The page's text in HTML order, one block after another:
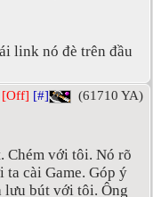
link nó đè trên đầu
[Off] [#]
(61710 YA)
Chém với tôi. Nó rõ
cài Game. Góp ý
lưu bút với tôi. Ông